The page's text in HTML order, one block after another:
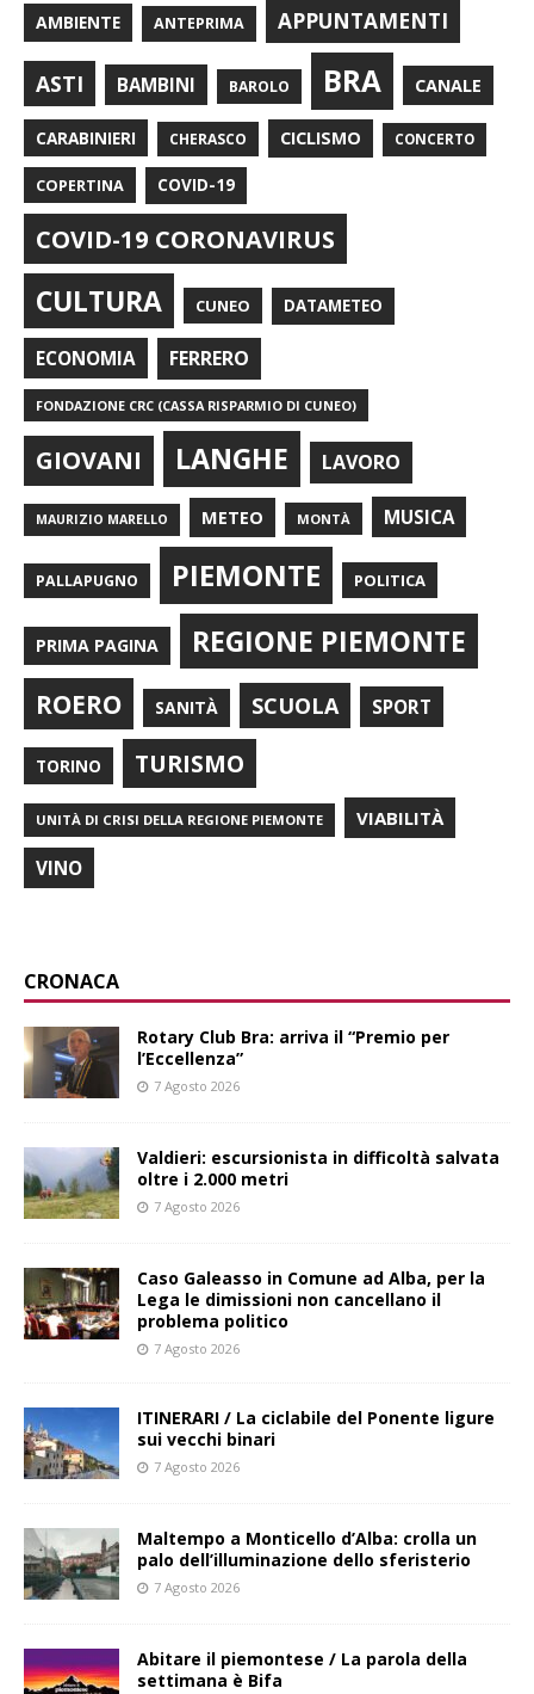
AMBIENTE ANTEPRIMA APPUNTAMENTI
ASTI BAMBINI BAROLO BRA CANALE
CARABINIERI CHERASCO CICLISMO CONCERTO
COPERTINA COVID-19
COVID-19 CORONAVIRUS
CULTURA CUNEO DATAMETEO
ECONOMIA FERRERO
FONDAZIONE CRC (CASSA RISPARMIO DI CUNEO)
GIOVANI LANGHE LAVORO
MAURIZIO MARELLO METEO MONTÀ MUSICA
PALLAPUGNO PIEMONTE POLITICA
PRIMA PAGINA REGIONE PIEMONTE
ROERO SANITÀ SCUOLA SPORT
TORINO TURISMO
UNITÀ DI CRISI DELLA REGIONE PIEMONTE VIABILITÀ
VINO
CRONACA
Rotary Club Bra: arriva il “Premio per
l’Eccellenza”
7 Agosto 2026
Valdieri: escursionista in difficoltà salvata
oltre i 2.000 metri
7 Agosto 2026
Caso Galeasso in Comune ad Alba, per la
Lega le dimissioni non cancellano il
problema politico
7 Agosto 2026
ITINERARI / La ciclabile del Ponente ligure
sui vecchi binari
7 Agosto 2026
Maltempo a Monticello d’Alba: crolla un
palo dell’illuminazione dello sferisterio
7 Agosto 2026
Abitare il piemontese / La parola della
settimana è Bifa